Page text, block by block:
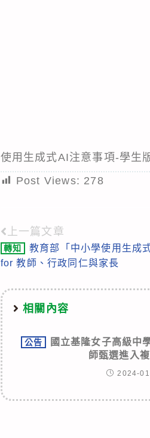
使用生成式AI注意事項-學生
Post Views: 278
Read
more
上一篇文章
轉知
教育部「中小學使用生成
for 教師、行政同仁與家長
相關內容
公告
國立基隆女子高級中
師甄選進入
2024-